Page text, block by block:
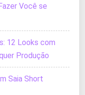
Você se
12 Looks com
Produção
Saia Short